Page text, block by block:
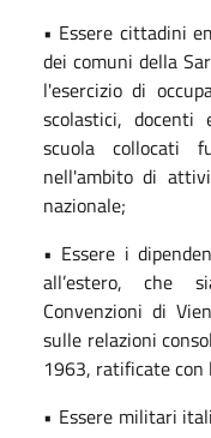
• Essere cittadini
dei comuni della
l'esercizio di
scolastici, docenti
scuola collocati
nell'ambito di
nazionale;
• Essere i
all’estero, che
Convenzioni di
sulle relazioni
1963, ratificate con
• Essere militari